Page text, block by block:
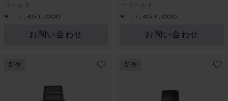
ゴールド
¥ 11,451,000
お問い合わせ
ーゴールド
¥ 11,451,000
お問い合わせ
新作 新作